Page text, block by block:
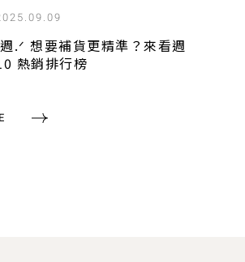
.ᐟ 想要補貨更精準？來看週
熱銷排行榜